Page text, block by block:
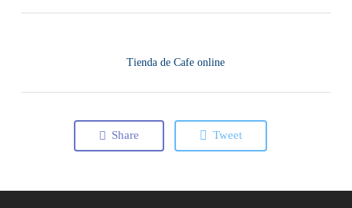
Tienda de Cafe online
Share Tweet